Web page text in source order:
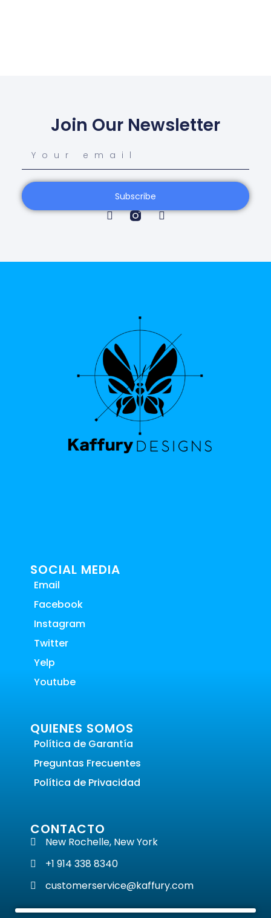
Join Our Newsletter
Subscribe
SOCIAL MEDIA
Email
Facebook
Instagram
Twitter
Yelp
Youtube
QUIENES SOMOS
Política de Garantía
Preguntas Frecuentes
Política de Privacidad
CONTACTO
New Rochelle, New York
+1 914 338 8340
customerservice@kaffury.com